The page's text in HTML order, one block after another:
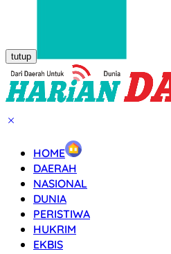
tutup
HOME
DAERAH
NASIONAL
DUNIA
PERISTIWA
HUKRIM
EKBIS